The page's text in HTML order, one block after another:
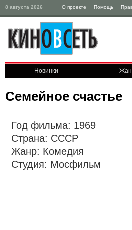
8 августа 2026 О проекте Помощь
Новинки
Семейное счастье
Год фильма: 1969
Страна: СССР
Жанр: Комедия
Студия: Мосфильм